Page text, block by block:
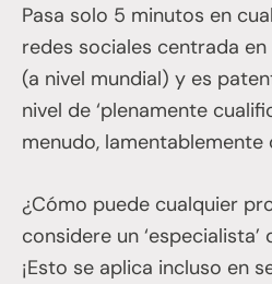
Pasa solo 5 minutos en
redes sociales centrada
(a nivel mundial) y es
nivel de ‘plenamente
menudo, lamentablemente
¿Cómo puede cualquier
considere un
¡Esto se aplica incluso en